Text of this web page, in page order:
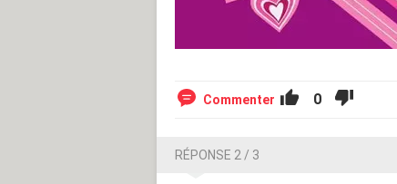
Commenter 0
RÉPONSE 2 / 3